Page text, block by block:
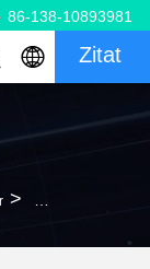
86-138-10893981
Zitat
> 304 316